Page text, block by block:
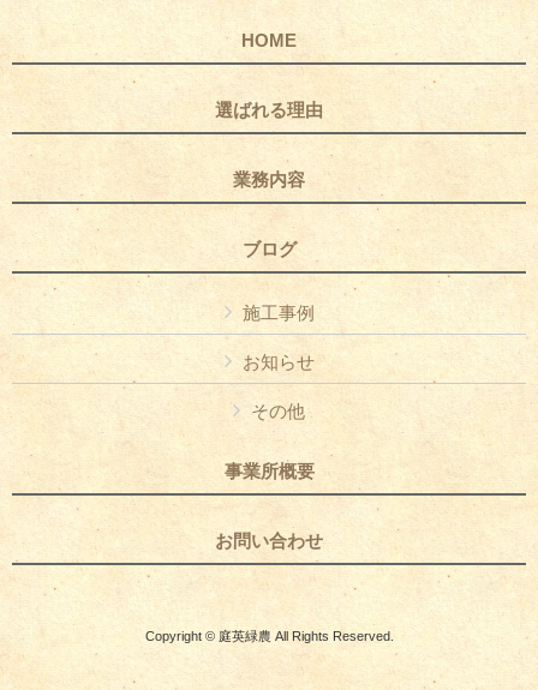
HOME
選ばれる理由
業務内容
ブログ
施工事例
お知らせ
その他
事業所概要
お問い合わせ
Copyright © 庭英緑農 All Rights Reserved.